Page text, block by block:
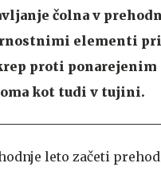
čolna v
elementi
proti
kot tudi v tujini.
leto začeti